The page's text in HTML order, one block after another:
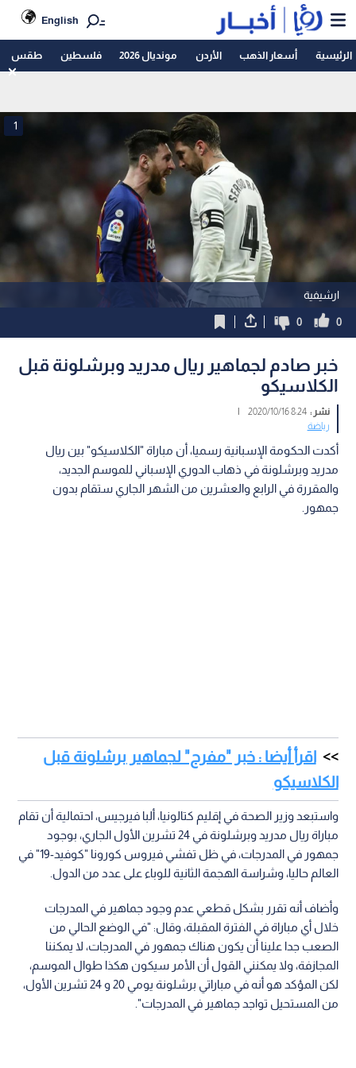
English
الرئيسية أسعار الذهب الأردن مونديال 2026 فلسطين طقس
ارشيفية
1
0
0
خبر صادم لجماهير ريال مدريد وبرشلونة قبل
الكلاسيكو
نشر :8:24 2020/10/16
|
رياضة
أكدت الحكومة الإسبانية رسميا، أن مباراة "الكلاسيكو" بين ريال
مدريد وبرشلونة في ذهاب الدوري الإسباني للموسم الجديد،
والمقررة في الرابع والعشرين من الشهر الجاري ستقام بدون
جمهور.
اقرأ أيضا : خبر "مفرح" لجماهير برشلونة قبل
الكلاسيكو
واستبعد وزير الصحة في إقليم كتالونيا، ألبا فيرجيس، احتمالية أن تقام
مباراة ريال مدريد وبرشلونة في 24 تشرين الأول الجاري، بوجود
جمهور في المدرجات، في ظل تفشي فيروس كورونا "كوفيد-19" في
العالم حاليا، وشراسة الهجمة الثانية للوباء على عدد من الدول.
وأضاف أنه تقرر بشكل قطعي عدم وجود جماهير في المدرجات
خلال أي مباراة في الفترة المقبلة، وقال: "في الوضع الحالي من
الصعب جدا علينا أن يكون هناك جمهور في المدرجات، لا يمكننا
المجازفة، ولا يمكنني القول أن الأمر سيكون هكذا طوال الموسم،
لكن المؤكد هو أنه في مباراتي برشلونة يومي 20 و 24 تشرين الأول،
من المستحيل تواجد جماهير في المدرجات".